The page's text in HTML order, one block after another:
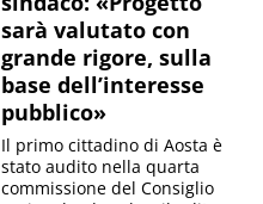
sarà valutato con
grande rigore, sulla
base dell’interesse
pubblico»
Il primo cittadino di Aosta è
stato audito nella quarta
commissione del Consiglio